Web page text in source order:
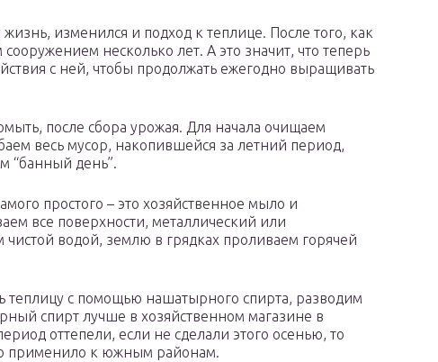
изменился и подход к теплице. После того, как
несколько лет. А это значит, что теперь
с ней, чтобы продолжать ежегодно выращивать
после сбора урожая. Для начала очищаем
весь мусор, накопившейся за летний период,
“банный день”.
простого – это хозяйственное мыло и
все поверхности, металлический или
водой, землю в грядках проливаем горячей
с помощью нашатырного спирта, разводим
спирт лучше в хозяйственном магазине в
оттепели, если не сделали этого осенью, то
применило к южным районам.